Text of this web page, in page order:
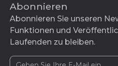
Abonnieren
Abonnieren Sie unseren
Funktionen und
Laufenden zu bleiben.